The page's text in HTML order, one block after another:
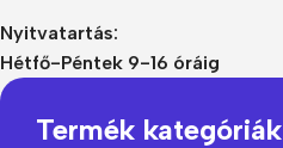
Nyitvatartás:
Hétfő-Péntek 9-16 óráig
Termék kategóriák